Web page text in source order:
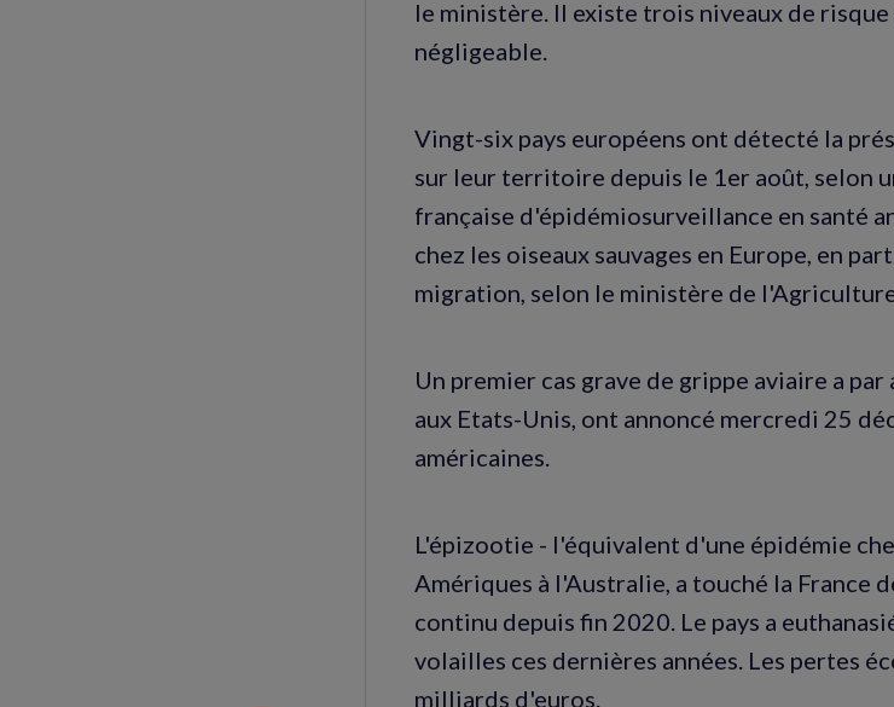
le ministère. Il existe trois niveaux de risque
négligeable.
Vingt-six pays européens ont détecté la
sur leur territoire depuis le 1er août, selon
française d'épidémiosurveillance en santé
chez les oiseaux sauvages en Europe, en
migration, selon le ministère de
Un premier cas grave de grippe aviaire a
aux Etats-Unis, ont annoncé mercredi 25
américaines.
L'épizootie - l'équivalent d'une épidémie
Amériques à l'Australie, a touché la France
continu depuis fin 2020. Le pays a
volailles ces dernières années. Les pertes
milliards d'euros.